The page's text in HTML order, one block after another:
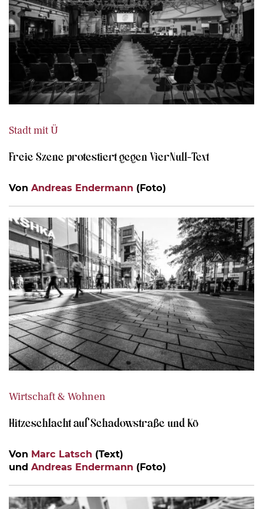
Stadt mit Ü
Freie Szene protestiert gegen VierNull-Text
Von Andreas Endermann (Foto)
Wirtschaft & Wohnen
Hitzeschlacht auf Schadowstraße und Kö
Von Marc Latsch (Text)
und Andreas Endermann (Foto)